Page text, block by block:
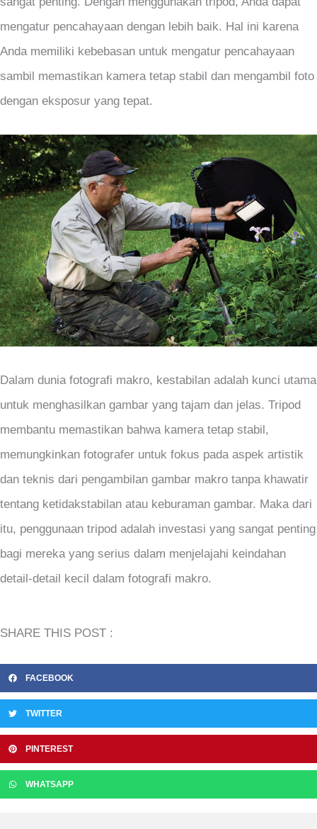
mengatur pencahayaan dengan lebih baik. Hal ini karena
Anda memiliki kebebasan untuk mengatur pencahayaan
sambil memastikan kamera tetap stabil dan mengambil foto
dengan eksposur yang tepat.
Dalam dunia fotografi makro, kestabilan adalah kunci utama
untuk menghasilkan gambar yang tajam dan jelas. Tripod
membantu memastikan bahwa kamera tetap stabil,
memungkinkan fotografer untuk fokus pada aspek artistik
dan teknis dari pengambilan gambar makro tanpa khawatir
tentang ketidakstabilan atau keburaman gambar. Maka dari
itu, penggunaan tripod adalah investasi yang sangat penting
bagi mereka yang serius dalam menjelajahi keindahan
detail-detail kecil dalam fotografi makro.
SHARE THIS POST :
FACEBOOK
TWITTER
PINTEREST
WHATSAPP